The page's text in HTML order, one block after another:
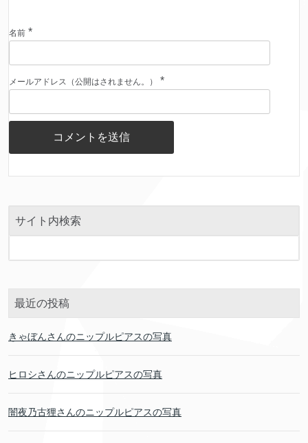
名前 *
メールアドレス（公開はされません。） *
サイト内検索
最近の投稿
きゃぼんさんのニップルピアスの写真
ヒロシさんのニップルピアスの写真
闇夜乃古狸さんのニップルピアスの写真